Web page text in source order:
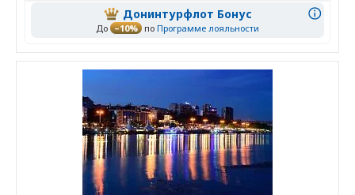
Донинтурфлот Бонус
До –10% по Программе лояльности